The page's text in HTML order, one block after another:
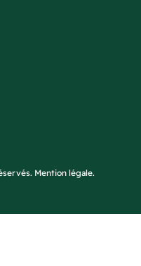
Mention légale.